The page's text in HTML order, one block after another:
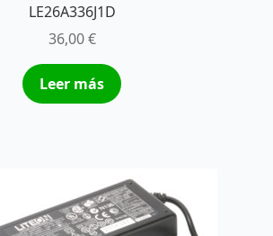
LE26A336J1D
36,00€
Leer más